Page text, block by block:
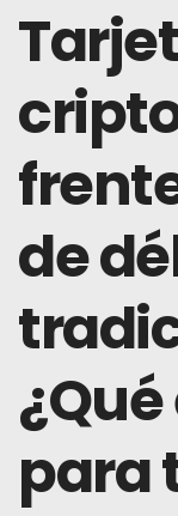
de
para